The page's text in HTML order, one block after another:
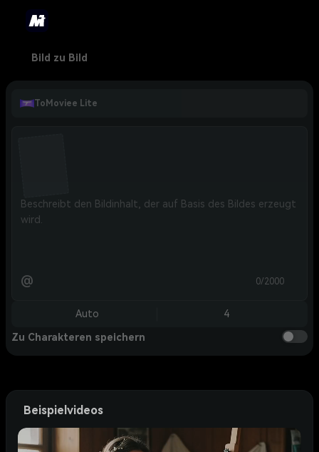
Bild zu Bild
ToMoviee Lite
@ 0/2000
Auto 4
Zu Charakteren speichern
Beispielvideos